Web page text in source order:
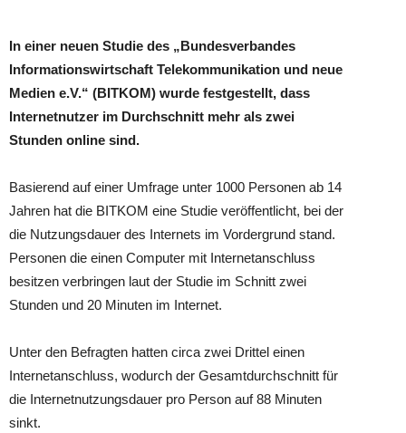
In einer neuen Studie des „Bundesverbandes
Informationswirtschaft Telekommunikation und neue
Medien e.V.“ (BITKOM) wurde festgestellt, dass
Internetnutzer im Durchschnitt mehr als zwei
Stunden online sind.
Basierend auf einer Umfrage unter 1000 Personen ab 14
Jahren hat die BITKOM eine Studie veröffentlicht, bei der
die Nutzungsdauer des Internets im Vordergrund stand.
Personen die einen Computer mit Internetanschluss
besitzen verbringen laut der Studie im Schnitt zwei
Stunden und 20 Minuten im Internet.
Unter den Befragten hatten circa zwei Drittel einen
Internetanschluss, wodurch der Gesamtdurchschnitt für
die Internetnutzungsdauer pro Person auf 88 Minuten
sinkt.